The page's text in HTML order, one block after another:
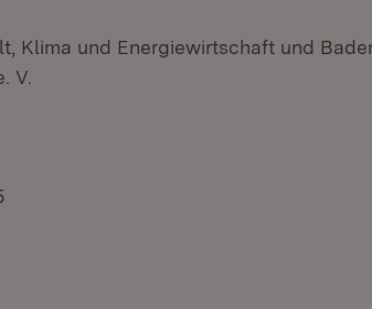
Klima und Energiewirtschaft und
V.